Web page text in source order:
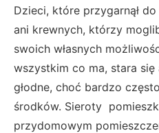
Dzieci, które przygarnął
ani krewnych, którzy
swoich własnych
wszystkim co ma, stara się
głodne, choć bardzo
środków. Sieroty
przydomowym